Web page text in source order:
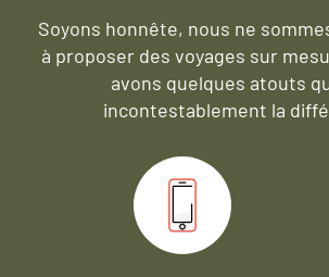
Soyons honnête, nous ne
à proposer des voyages sur
avons quelques atouts
incontestablement la